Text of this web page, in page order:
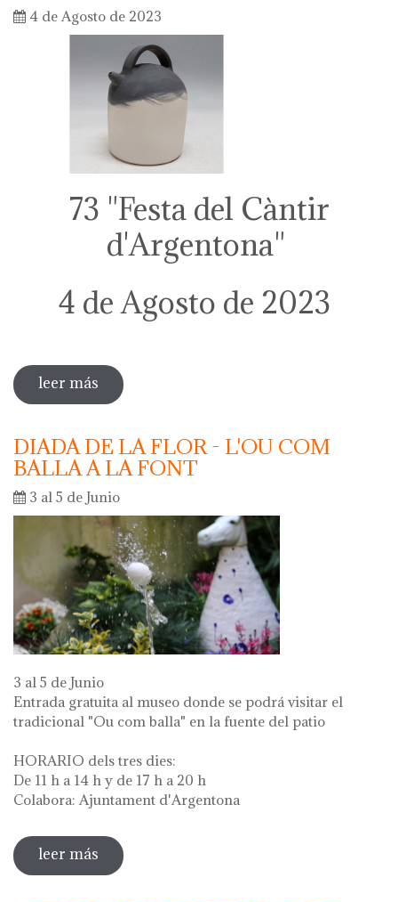
4 de Agosto de 2023
73 "Festa del Càntir
d'Argentona"
4 de Agosto de 2023
leer más sobre 73 "festa del càntir"
DIADA DE LA FLOR - L'OU COM
BALLA A LA FONT
3 al 5 de Junio
3 al 5 de Junio
Entrada gratuita al museo donde se podrá visitar el
tradicional "Ou com balla" en la fuente del patio
HORARIO dels tres dies:
De 11 h a 14 h y de 17 h a 20 h
Colabora: Ajuntament d'Argentona
leer más sobre diada de la flor - l'ou com balla a la
font